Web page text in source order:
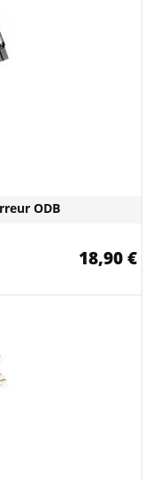
ODB
18,90 €